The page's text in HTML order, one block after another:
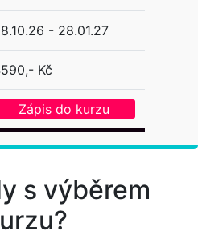
- 28.01.27
Kč
Zápis do kurzu
s výběrem